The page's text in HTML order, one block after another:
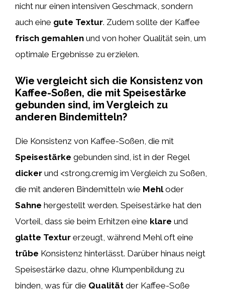
nicht nur einen intensiven Geschmack, sondern
auch eine gute Textur. Zudem sollte der Kaffee
frisch gemahlen und von hoher Qualität sein, um
optimale Ergebnisse zu erzielen.
Wie vergleicht sich die Konsistenz von
Kaffee-Soßen, die mit Speisestärke
gebunden sind, im Vergleich zu
anderen Bindemitteln?
Die Konsistenz von Kaffee-Soßen, die mit
Speisestärke gebunden sind, ist in der Regel
dicker und <strong.cremig im Vergleich zu Soßen,
die mit anderen Bindemitteln wie Mehloder
Sahne hergestellt werden. Speisestärke hat den
Vorteil, dass sie beim Erhitzen eine klare und
glatte Textur erzeugt, während Mehl oft eine
trübe Konsistenz hinterlässt. Darüber hinaus neigt
Speisestärke dazu, ohne Klumpenbildung zu
binden, was für die Qualität der Kaffee-Soße